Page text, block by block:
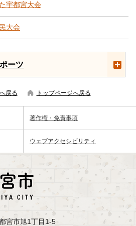
宇都宮大会
大会
ーツ
戻る トップページへ戻る
著作権・免責事項
ウェブアクセシビリティ
宮市旭1丁目1-5